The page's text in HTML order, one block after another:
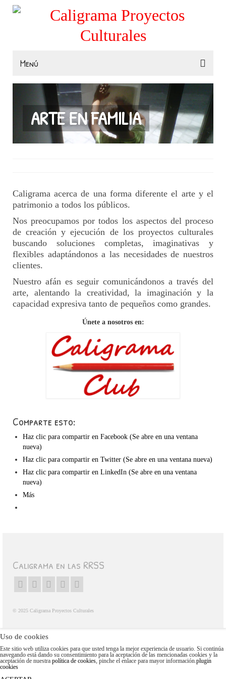
Menú
Familias
Colegios
Museos e Instituciones
ARTE EN FAMILIA
Caligrama acerca de una forma diferente el arte y el
patrimonio a todos los públicos.
Nos preocupamos por todos los aspectos del proceso
de creación y ejecución de los proyectos culturales
buscando soluciones completas, imaginativas y
flexibles adaptándonos a las necesidades de nuestros
clientes.
Nuestro afán es seguir comunicándonos a través del
arte, alentando la creatividad, la imaginación y la
capacidad expresiva tanto de pequeños como grandes.
Únete a nosotros en:
Comparte esto:
Haz clic para compartir en Facebook (Se abre en una ventana
nueva)
Haz clic para compartir en Twitter (Se abre en una ventana nueva)
Haz clic para compartir en LinkedIn (Se abre en una ventana
nueva)
Más
Caligrama en las RRSS
© 2025 Caligrama Proyectos Culturales
Uso de cookies
Este sitio web utiliza cookies para que usted tenga la mejor experiencia de usuario. Si continúa
navegando está dando su consentimiento para la aceptación de las mencionadas cookies y la
aceptación de nuestra política de cookies , pinche el enlace para mayor información. plugin
cookies